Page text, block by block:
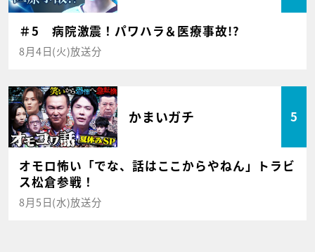
＃5 病院激震！パワハラ＆医療事故!?
8月4日(火)放送分
かまいガチ 5
オモロ怖い「でな、話はここからやねん」トラビ
ス松倉参戦！
8月5日(水)放送分